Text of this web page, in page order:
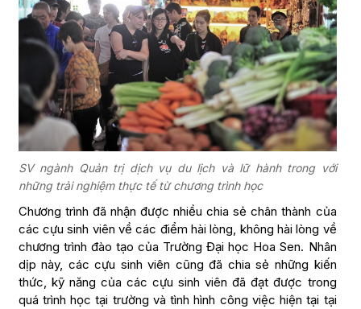
SV ngành Quản trị dịch vụ du lịch và lữ hành trong với
những trải nghiệm thực tế từ chương trình học
Chương trình đã nhận được nhiều chia sẻ chân thành của
các cựu sinh viên về các điểm hài lòng, không hài lòng về
chương trình đào tạo của Trường Đại học Hoa Sen. Nhân
dịp này, các cựu sinh viên cũng đã chia sẻ những kiến
thức, kỹ năng của các cựu sinh viên đã đạt được trong
quá trình học tại trường và tình hình công việc hiện tại tại